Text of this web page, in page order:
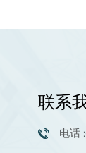
联系
电话